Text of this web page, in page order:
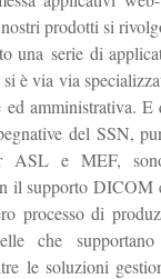
prodotti si
una serie di
è via via
ed amministrativa.
del SSN,
ASL e MEF,
il supporto DICOM
processo di
che
le soluzioni